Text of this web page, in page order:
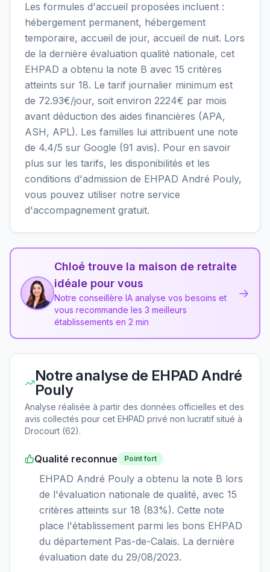
Les formules d'accueil proposées incluent :
hébergement permanent, hébergement
temporaire, accueil de jour, accueil de nuit. Lors
de la dernière évaluation qualité nationale, cet
EHPAD a obtenu la note B avec 15 critères
atteints sur 18. Le tarif journalier minimum est
de 72.93€/jour, soit environ 2224€ par mois
avant déduction des aides financières (APA,
ASH, APL). Les familles lui attribuent une note
de 4.4/5 sur Google (91 avis). Pour en savoir
plus sur les tarifs, les disponibilités et les
conditions d'admission de EHPAD André Pouly,
vous pouvez utiliser notre service
d'accompagnement gratuit.
Chloé trouve la maison de retraite
idéale pour vous
Notre conseillère IA analyse vos besoins et
vous recommande les 3 meilleurs
établissements en 2 min
→
Notre analyse de EHPAD André
Pouly
Analyse réalisée à partir des données officielles et des
avis collectés pour cet EHPAD privé non lucratif situé à
Drocourt (62).
Qualité reconnue Point fort
EHPAD André Pouly a obtenu la note B lors
de l'évaluation nationale de qualité, avec 15
critères atteints sur 18 (83%). Cette note
place l'établissement parmi les bons EHPAD
du département Pas-de-Calais. La dernière
évaluation date du 29/08/2023.